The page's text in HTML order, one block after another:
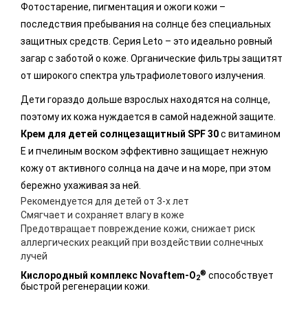
Фотостарение, пигментация и ожоги кожи –
последствия пребывания на солнце без специальных
защитных средств. Серия Leto – это идеально ровный
загар с заботой о коже. Органические фильтры защитят
от широкого спектра ультрафиолетового излучения.
Дети гораздо дольше взрослых находятся на солнце,
поэтому их кожа нуждается в самой надежной защите.
Крем для детей солнцезащитный SPF 30с витамином
Е и пчелиным воском эффективно защищает нежную
кожу от активного солнца на даче и на море, при этом
бережно ухаживая за ней.
Рекомендуется для детей от 3-х лет
Смягчает и сохраняет влагу в коже
Предотвращает повреждение кожи, снижает риск
аллергических реакций при воздействии солнечных
лучей
Кислородный комплекс Novaftem-O2
® способствует
быстрой регенерации кожи.